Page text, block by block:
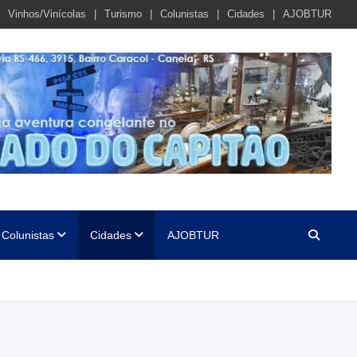
Vinhos/Vinícolas Turismo Colunistas Cidades AJOBTUR
Colunistas Cidades AJOBTUR